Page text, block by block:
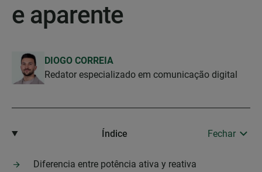
e aparente
DIOGO CORREIA
Redator especializado em comunicação digital
Índice Fechar
Diferencia entre potência ativa y reativa